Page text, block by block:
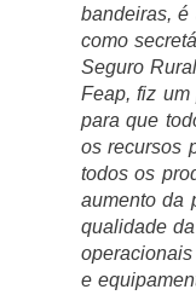
bandeiras, é
como
Seguro
Feap, fiz um
para que
os recursos
todos os
aumento da
qualidade
e